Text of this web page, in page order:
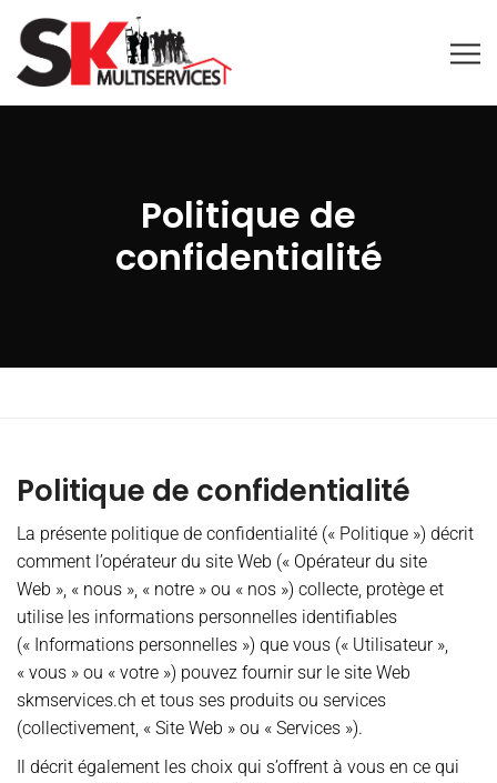
Politique de
confidentialité
Politique de confidentialité
La présente politique de confidentialité (« Politique ») décrit
comment l’opérateur du site Web (« Opérateur du site
Web », « nous », « notre » ou « nos ») collecte, protège et
utilise les informations personnelles identifiables
(« Informations personnelles ») que vous (« Utilisateur »,
« vous » ou « votre ») pouvez fournir sur le site Web
skmservices.ch et tous ses produits ou services
(collectivement, « Site Web » ou « Services »).
Il décrit également les choix qui s’offrent à vous en ce qui